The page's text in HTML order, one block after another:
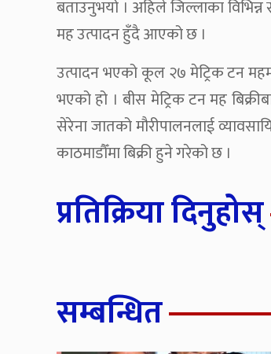
बताउनुभयो । अहिले जिल्लाका
मह उत्पादन हुँदै आएको छ ।
उत्पादन भएको कूल २७ मेट्रिक टन
भएको हो । बीस मेट्रिक टन मह
सेरेना जातको मौरीपालनलाई
काठमाडौँमा बिक्री हुने गरेको छ ।
प्रतिक्रिया दिनुहोस्
सम्बन्धित